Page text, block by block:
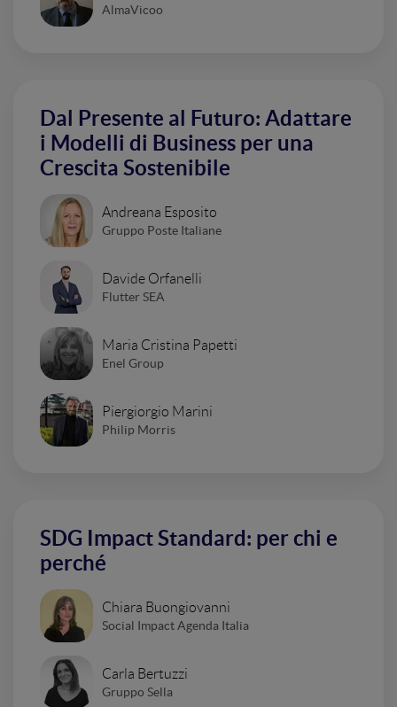
AlmaVicoo
Dal Presente al Futuro: Adattare
i Modelli di Business per una
Crescita Sostenibile
Andreana Esposito
Gruppo Poste Italiane
Davide Orfanelli
Flutter SEA
Maria Cristina Papetti
Enel Group
Piergiorgio Marini
Philip Morris
SDG Impact Standard: per chi e
perché
Chiara Buongiovanni
Social Impact Agenda Italia
Carla Bertuzzi
Gruppo Sella